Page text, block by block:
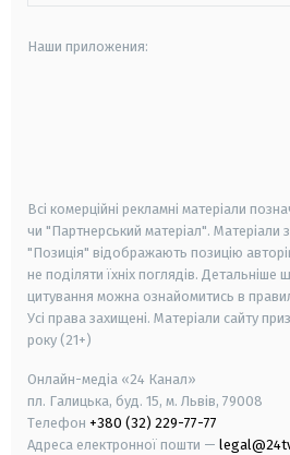
Наши приложения:
Всі комерційні рекламні матеріали
чи "Партнерський матеріал". Матеріали
"Позиція" відображають позицію
не поділяти їхніх поглядів.
цитування можна ознайомитись в
Усі права захищені. Матеріали сайту
року (21+)
Онлайн-медіа «24 Канал»
пл. Галицька, буд. 15, м. Львів, 79008
Телефон +380 (32) 229-77-77
Адреса електронної пошти —